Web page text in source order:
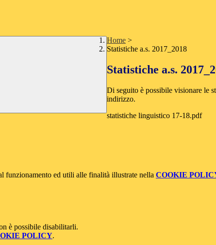
Home >
Statistiche a.s. 2017_2018
Statistiche a.s.
Di seguito è possibile visionare le
indirizzo.
statistiche linguistico 17-18.pdf
funzionamento ed utili alle finalità illustrate nella COOKIE
è possibile disabilitarli.
POLICY.